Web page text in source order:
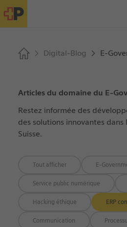
Digital-Blog E-
Articles du domaine du E-
Restez informée des
des solutions innovantes
Suisse.
Tout afficher E-
Service public numérique
Hacking éthique ERP
Communication